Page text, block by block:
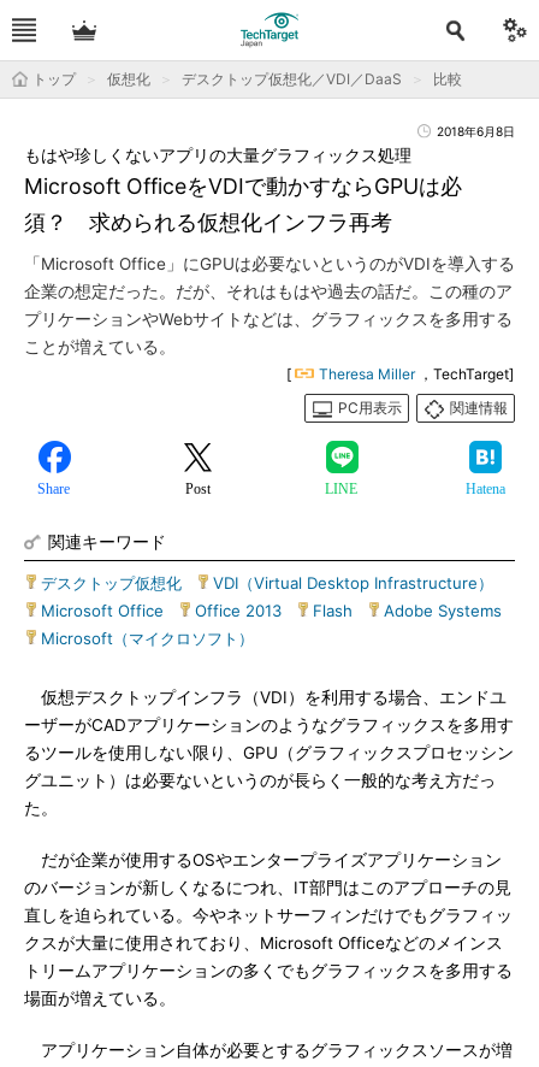
トップ 仮想化 デスクトップ仮想化／VDI／DaaS 比較
2018年6月8日
Microsoft OfficeをVDIで動かすならGPUは必
須？ 求められる仮想化インフラ再考
もはや珍しくないアプリの大量グラフィックス処理
「Microsoft Office」にGPUは必要ないというのがVDIを導入する
企業の想定だった。だが、それはもはや過去の話だ。この種のア
プリケーションやWebサイトなどは、グラフィックスを多用する
ことが増えている。
[ Theresa Miller ，TechTarget]
PC用表示
関連情報
Share Post LINE Hatena
関連キーワード
デスクトップ仮想化 VDI（Virtual Desktop Infrastructure）
Microsoft Office
Office 2013 Flash Adobe Systems
Microsoft（マイクロソフト）
仮想デスクトップインフラ（VDI）を利用する場合、エンドユ
ーザーがCADアプリケーションのようなグラフィックスを多用す
るツールを使用しない限り、GPU（グラフィックスプロセッシン
グユニット）は必要ないというのが長らく一般的な考え方だっ
た。
だが企業が使用するOSやエンタープライズアプリケーション
のバージョンが新しくなるにつれ、IT部門はこのアプローチの見
直しを迫られている。今やネットサーフィンだけでもグラフィッ
クスが大量に使用されており、Microsoft Officeなどのメインス
トリームアプリケーションの多くでもグラフィックスを多用する
場面が増えている。
アプリケーション自体が必要とするグラフィックスソースが増